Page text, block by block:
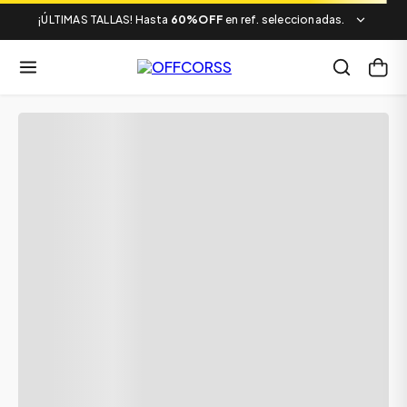
¡ÚLTIMAS TALLAS! Hasta 60%OFF en ref. seleccionadas.